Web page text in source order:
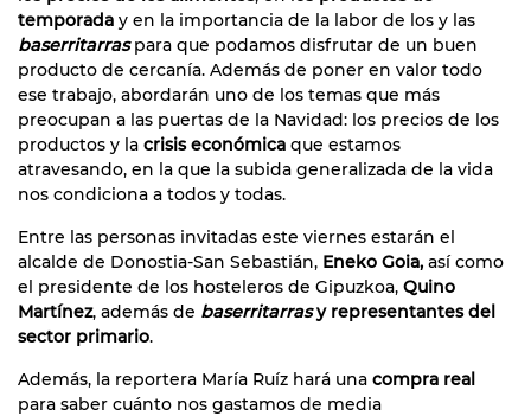
temporada y en la importancia de la labor de los y las
baserritarraspara que podamos disfrutar de un buen
producto de cercanía. Además de poner en valor todo
ese trabajo, abordarán uno de los temas que más
preocupan a las puertas de la Navidad: los precios de los
productos y la crisis económica que estamos
atravesando, en la que la subida generalizada de la vida
nos condiciona a todos y todas.
Entre las personas invitadas este viernes estarán el
alcalde de Donostia-San Sebastián, Eneko Goia, así como
el presidente de los hosteleros de Gipuzkoa, Quino
Martínez, además de baserritarrasy representantes del
sector primario.
Además, la reportera María Ruíz hará una compra real
para saber cuánto nos gastamos de media